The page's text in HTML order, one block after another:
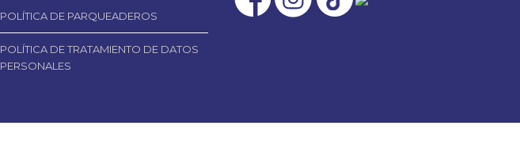
POLÍTICA DE PARQUEADEROS
POLÍTICA DE TRATAMIENTO DE DATOS
PERSONALES